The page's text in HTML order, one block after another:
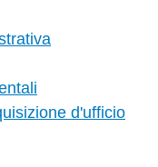
d'ufficio